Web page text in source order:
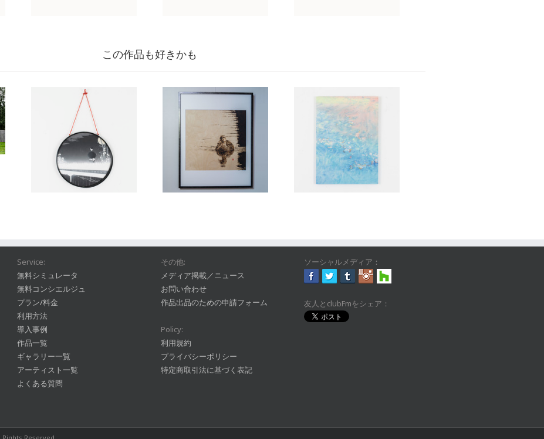
この作品も好きかも
Service:
無料シミュレータ
無料コンシエルジュ
プラン/料金
利用方法
導入事例
作品一覧
ギャラリー一覧
アーティスト一覧
よくある質問
その他:
メディア掲載／ニュース
お問い合わせ
作品出品のための申請フォーム
Policy:
利用規約
プライバシーポリシー
特定商取引法に基づく表記
ソーシャルメディア：
友人とclubFmをシェア：